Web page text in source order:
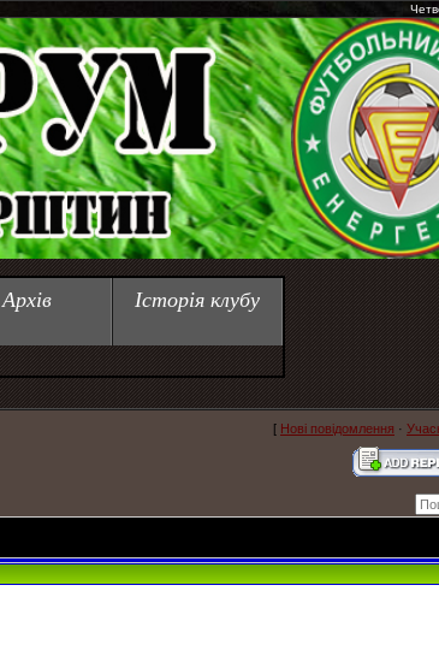
Архів Історія клубу
[ Нові повідомлення ·